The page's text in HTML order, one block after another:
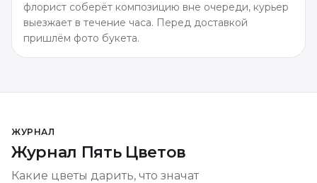
флорист соберёт композицию вне очереди, курьер
выезжает в течение часа. Перед доставкой
пришлём фото букета.
ЖУРНАЛ
Журнал Пять Цветов
Какие цветы дарить, что значат